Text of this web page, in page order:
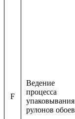
F
Ведение
процесса
упаковывания
рулонов обоев